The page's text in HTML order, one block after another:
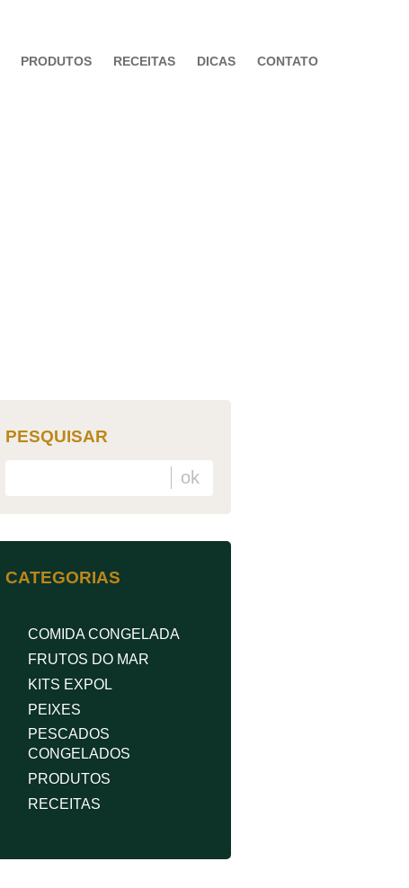
PRODUTOS RECEITAS DICAS CONTATO
PESQUISAR
CATEGORIAS
COMIDA CONGELADA
FRUTOS DO MAR
KITS EXPOL
PEIXES
PESCADOS
CONGELADOS
PRODUTOS
RECEITAS